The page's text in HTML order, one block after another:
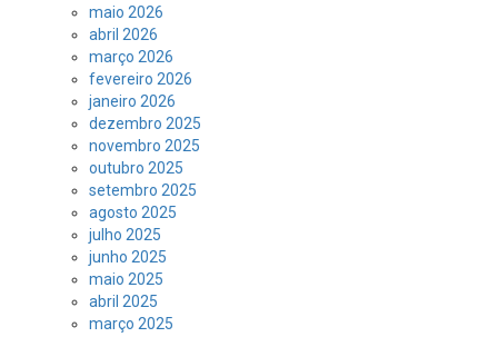
maio 2026
abril 2026
março 2026
fevereiro 2026
janeiro 2026
dezembro 2025
novembro 2025
outubro 2025
setembro 2025
agosto 2025
julho 2025
junho 2025
maio 2025
abril 2025
março 2025